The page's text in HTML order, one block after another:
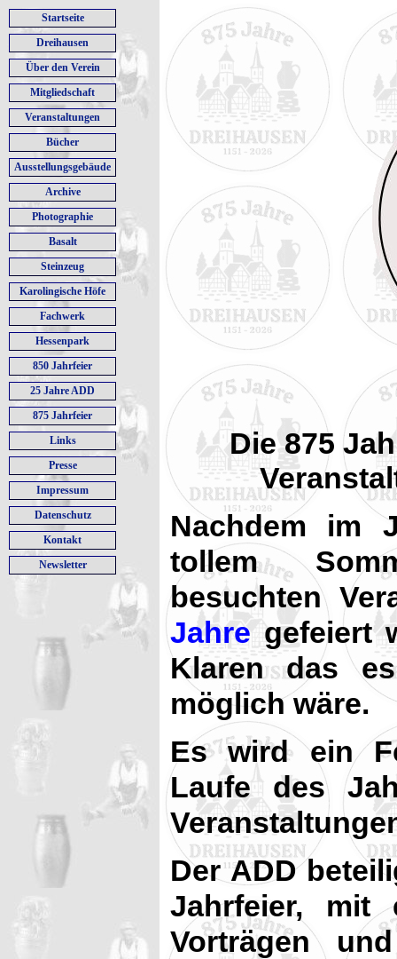
Startseite
Dreihausen
Über den Verein
Mitgliedschaft
Veranstaltungen
Bücher
Ausstellungsgebäude
Archive
Photographie
Basalt
Steinzeug
Karolingische Höfe
Fachwerk
Hessenpark
850 Jahrfeier
25 Jahre ADD
875 Jahrfeier
Links
Presse
Impressum
Datenschutz
Kontakt
Newsletter
Die 875
Nachdem im
tollem
besuchten
Jahregefeiert
Klaren das
möglich wäre.
Es wird ein
Laufe des
Der ADD
Jahrfeier, mit
Vorträgen